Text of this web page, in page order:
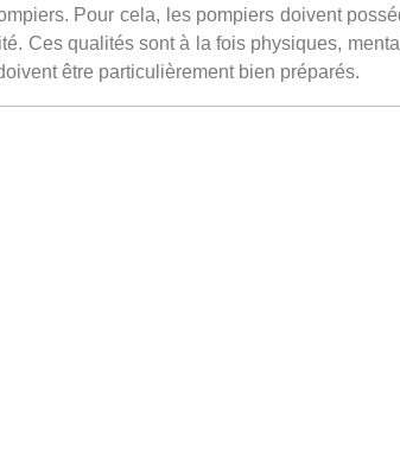
Pour cela, les pompiers doivent
Ces qualités sont à la fois physiques,
être particulièrement bien préparés.